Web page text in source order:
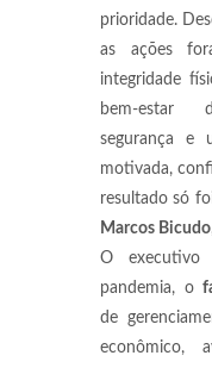
prioridade.
as ações
integridade
bem-estar
segurança e
motivada,
resultado só
Marcos Bicudo
O
pandemia, o
de
econômico,